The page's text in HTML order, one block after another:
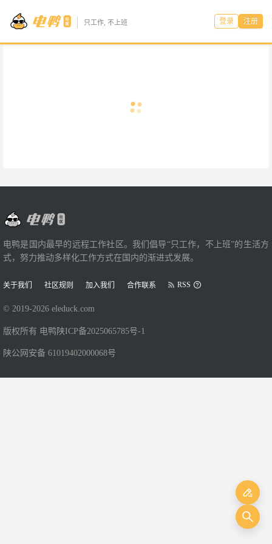
只工作, 不上班 登录 注册
电鸭是国内最早的远程工作社区。我们倡导“只工作，不上班”的生活方
式，努力推动多样化工作方式在国内的渐进式发展。
关于我们 社区规则 加入我们 合作联系 RSS
© 2019-2026 eleduck.com
版权所有 电鸭 陕ICP备2025065785号-1
陕公网安备 61019402000068号